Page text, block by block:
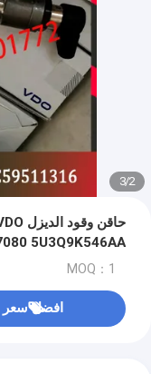
2
/
3
5U3Q9K546AA
02C2S40004
MOQ：1
افضل سعر